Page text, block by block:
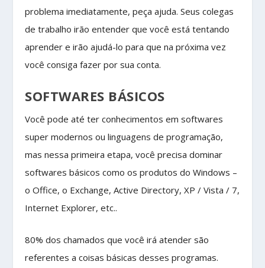
problema imediatamente, peça ajuda. Seus colegas
de trabalho irão entender que você está tentando
aprender e irão ajudá-lo para que na próxima vez
você consiga fazer por sua conta.
SOFTWARES BÁSICOS
Você pode até ter conhecimentos em softwares
super modernos ou linguagens de programação,
mas nessa primeira etapa, você precisa dominar
softwares básicos como os produtos do Windows –
o Office, o Exchange, Active Directory, XP / Vista / 7,
Internet Explorer, etc..
80% dos chamados que você irá atender são
referentes a coisas básicas desses programas.